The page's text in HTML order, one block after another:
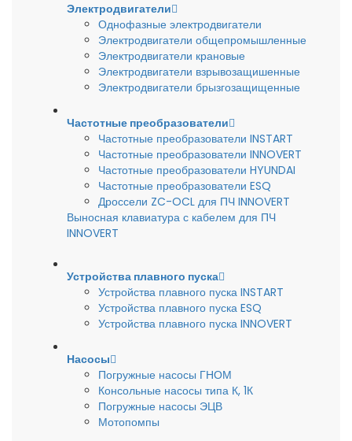
Электродвигатели
Однофазные электродвигатели
Электродвигатели общепромышленные
Электродвигатели крановые
Электродвигатели взрывозащишенные
Электродвигатели брызгозащищенные
Частотные преобразователи
Частотные преобразователи INSTART
Частотные преобразователи INNOVERT
Частотные преобразователи HYUNDAI
Частотные преобразователи ESQ
Дроссели ZC-OCL для ПЧ INNOVERT
Выносная клавиатура с кабелем для ПЧ
INNOVERT
Устройства плавного пуска
Устройства плавного пуска INSTART
Устройства плавного пуска ESQ
Устройства плавного пуска INNOVERT
Насосы
Погружные насосы ГНОМ
Консольные насосы типа К, 1К
Погружные насосы ЭЦВ
Мотопомпы